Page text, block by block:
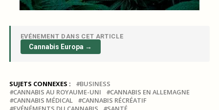
EVÉNEMENT DANS CET ARTICLE
Cannabis Europa →
SUJETS CONNEXES :
BUSINESS
CANNABIS AU ROYAUME-UNI
CANNABIS EN ALLEMAGNE
CANNABIS MÉDICAL
CANNABIS RÉCRÉATIF